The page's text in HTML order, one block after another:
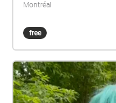
Montréal
free